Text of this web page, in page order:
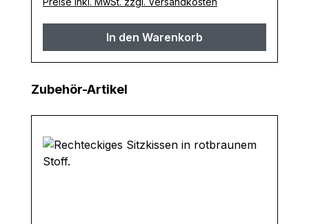
In den Warenkorb
Produktgalerie überspringen
Zubehör-Artikel